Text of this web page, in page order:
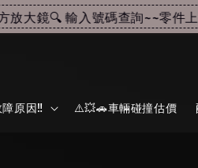
鏡🔍 輸入號碼查詢~~零件上都
原因‼️ ⚠️💥🚗車輛碰撞估價